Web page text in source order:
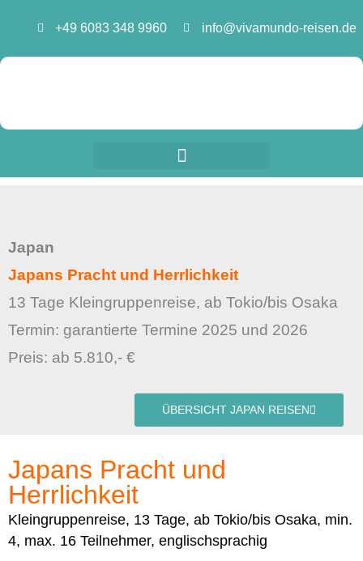
springen
+49 6083 348 9960 info@vivamundo-reisen.de
Japan
Japans Pracht und Herrlichkeit
13 Tage Kleingruppenreise, ab Tokio/bis Osaka
Termin: garantierte Termine 2025 und 2026
Preis: ab 5.810,- €
ÜBERSICHT JAPAN REISEN
Japans Pracht und
Herrlichkeit
Kleingruppenreise, 13 Tage, ab Tokio/bis Osaka, min.
4, max. 16 Teilnehmer, englischsprachig